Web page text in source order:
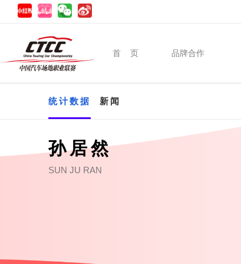
首 页 品牌合作
统计数据 新闻
孙居然
SUN JU RAN